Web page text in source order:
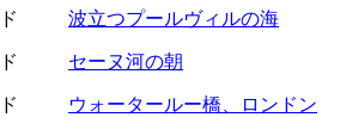
波立つプールヴィルの海
セーヌ河の朝
ウォータールー橋、ロンドン